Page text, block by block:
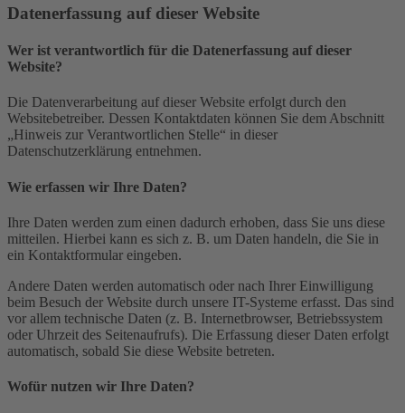
Datenerfassung auf dieser Website
Wer ist verantwortlich für die Datenerfassung auf dieser
Website?
Die Datenverarbeitung auf dieser Website erfolgt durch den
Websitebetreiber. Dessen Kontaktdaten können Sie dem Abschnitt
„Hinweis zur Verantwortlichen Stelle“ in dieser
Datenschutzerklärung entnehmen.
Wie erfassen wir Ihre Daten?
Ihre Daten werden zum einen dadurch erhoben, dass Sie uns diese
mitteilen. Hierbei kann es sich z. B. um Daten handeln, die Sie in
ein Kontaktformular eingeben.
Andere Daten werden automatisch oder nach Ihrer Einwilligung
beim Besuch der Website durch unsere IT-Systeme erfasst. Das sind
vor allem technische Daten (z. B. Internetbrowser, Betriebssystem
oder Uhrzeit des Seitenaufrufs). Die Erfassung dieser Daten erfolgt
automatisch, sobald Sie diese Website betreten.
Wofür nutzen wir Ihre Daten?